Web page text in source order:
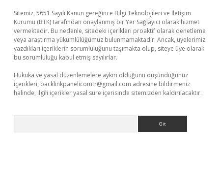
Sitemiz, 5651 Sayılı Kanun gereğince Bilgi Teknolojileri ve İletişim
Kurumu (BTK) tarafından onaylanmış bir Yer Sağlayıcı olarak hizmet
vermektedir. Bu nedenle, sitedeki içerikleri proaktif olarak denetleme
veya araştırma yükümlülüğümüz bulunmamaktadır. Ancak, üyelerimiz
yazdıkları içeriklerin sorumluluğunu taşımakta olup, siteye üye olarak
bu sorumluluğu kabul etmiş sayılırlar.
Hukuka ve yasal düzenlemelere aykırı olduğunu düşündüğünüz
içerikleri, backlinkpanelicomtr@gmail.com adresine bildirmeniz
halinde, ilgili içerikler yasal süre içerisinde sitemizden kaldırılacaktır.